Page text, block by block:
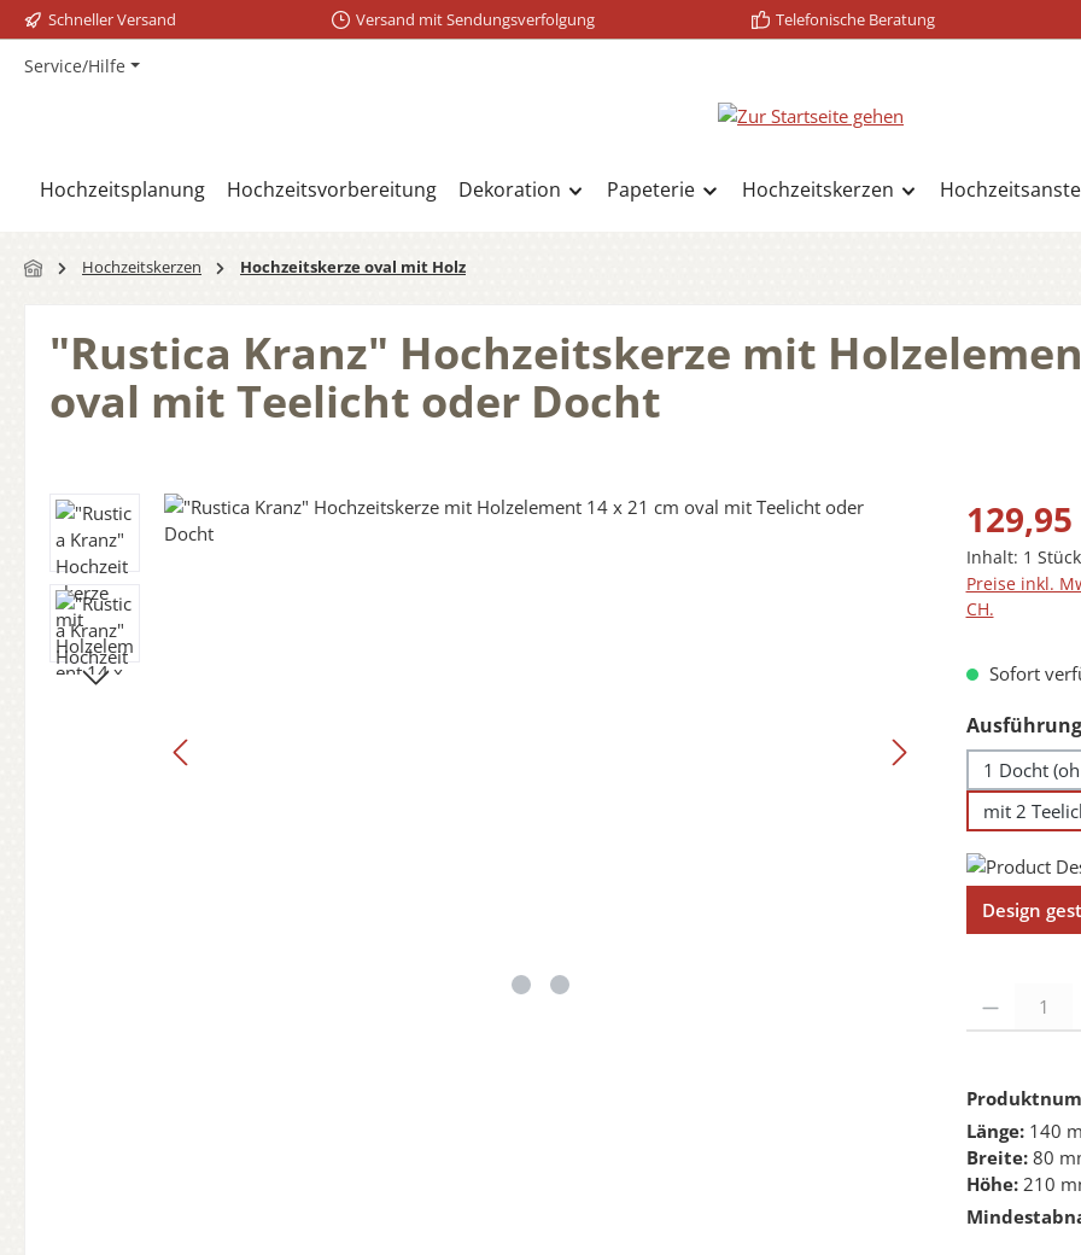
Hauptinhalt springen
Zur Suche springen
Zur Hauptnavigation springen
Schneller Versand Versand mit Sendungsverfolgung Telefonische Beratung
Service/Hilfe
Hochzeitsplanung Hochzeitsvorbereitung Dekoration Papeterie Hochzeitskerzen
Hochzeitskerzen Hochzeitskerze oval mit Holz
"Rustica Kranz" Hochzeitskerze mit
oval mit Teelicht oder Docht
Bildergalerie überspringen Regulärer
129,95
Inhalt: 1 Stück
Preise inkl.
CH.
Sofort
1 Docht
mit 2
Design
Produkt
Länge: 140
Breite: 80
Höhe: 210